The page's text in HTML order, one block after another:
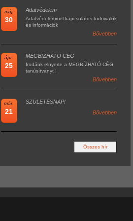
máj.
30
Adatvédelem
Adatvédelemmel kapcsolatos tudnivalók
és információk
Bővebben
ápr.
25
MEGBÍZHATÓ CÉG
Irodánk elnyerte a MEGBÍZHATÓ CÉG
tanúsítványt !
Bővebben
már.
21
SZÜLETÉSNAP!
Bővebben
Összes hír